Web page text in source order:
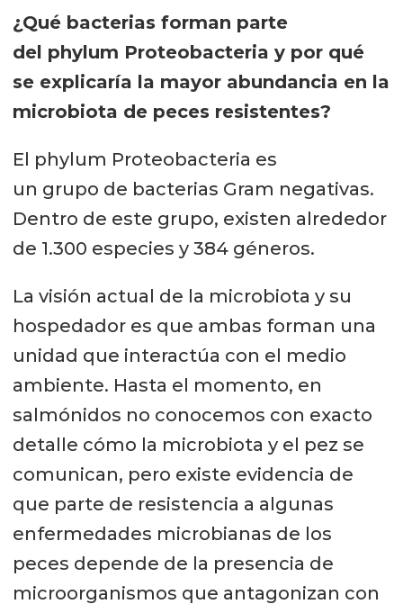
¿Qué bacterias forman parte
del phylum Proteobacteria y por qué
se explicaría la mayor abundancia en la
microbiota de peces resistentes?
El phylum Proteobacteria es
un grupo de bacterias Gram negativas.
Dentro de este grupo, existen alrededor
de 1.300 especies y 384 géneros.
La visión actual de la microbiota y su
hospedador es que ambas forman una
unidad que interactúa con el medio
ambiente. Hasta el momento, en
salmónidos no conocemos con exacto
detalle cómo la microbiota y el pez se
comunican, pero existe evidencia de
que parte de resistencia a algunas
enfermedades microbianas de los
peces depende de la presencia de
microorganismos que antagonizan con